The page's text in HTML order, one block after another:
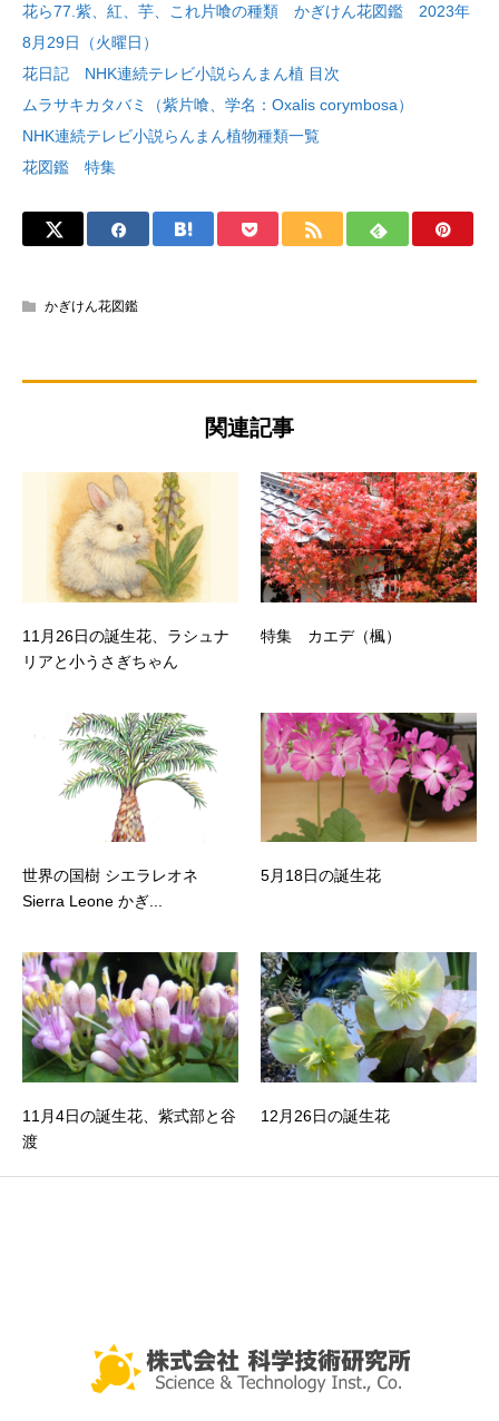
花ら77.紫、紅、芋、これ片喰の種類 かぎけん花図鑑 2023年
8月29日（火曜日）
花日記 NHK連続テレビ小説らんまん植 目次
ムラサキカタバミ（紫片喰、学名：Oxalis corymbosa）
NHK連続テレビ小説らんまん植物種類一覧
花図鑑 特集
かぎけん花図鑑
関連記事
11月26日の誕生花、ラシュナ
リアと小うさぎちゃん
特集 カエデ（楓）
世界の国樹 シエラレオネ
Sierra Leone かぎ...
5月18日の誕生花
11月4日の誕生花、紫式部と谷
渡
12月26日の誕生花